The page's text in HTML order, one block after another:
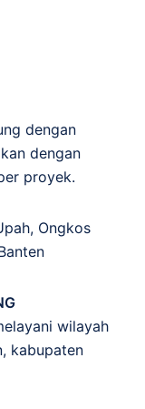
dengan
dengan
proyek.
, Ongkos
wilayah
kabupaten